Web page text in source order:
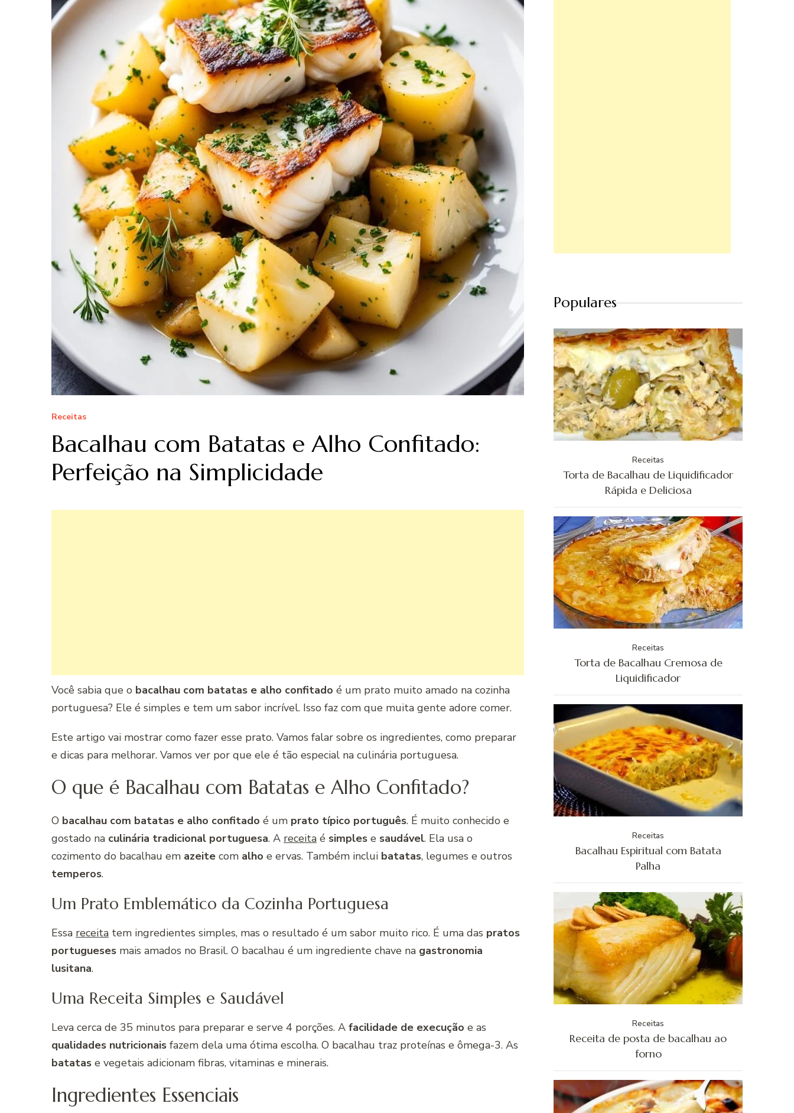
Receitas
Bacalhau com Batatas e Alho Confitado:
Perfeição na Simplicidade
Você sabia que o bacalhau com batatas e alho confitado é um prato muito amado na cozinha
portuguesa? Ele é simples e tem um sabor incrível. Isso faz com que muita gente adore comer.
Este artigo vai mostrar como fazer esse prato. Vamos falar sobre os ingredientes, como preparar
e dicas para melhorar. Vamos ver por que ele é tão especial na culinária portuguesa.
O que é Bacalhau com Batatas e Alho Confitado?
O bacalhau com batatas e alho confitado é um prato típico português. É muito conhecido e
gostado na culinária tradicional portuguesa. A receita é simples e saudável. Ela usa o
cozimento do bacalhau em azeite com alho e ervas. Também inclui batatas, legumes e outros
temperos.
Um Prato Emblemático da Cozinha Portuguesa
Essa receita tem ingredientes simples, mas o resultado é um sabor muito rico. É uma das pratos
portugueses mais amados no Brasil. O bacalhau é um ingrediente chave na gastronomia
lusitana.
Uma Receita Simples e Saudável
Leva cerca de 35 minutos para preparar e serve 4 porções. A facilidade de execução e as
qualidades nutricionais fazem dela uma ótima escolha. O bacalhau traz proteínas e ômega-3. As
batatas e vegetais adicionam fibras, vitaminas e minerais.
Ingredientes Essenciais
Populares
Receitas
Torta de Bacalhau de Liquidificador
Rápida e Deliciosa
Receitas
Torta de Bacalhau Cremosa de
Liquidificador
Receitas
Bacalhau Espiritual com Batata
Palha
Receitas
Receita de posta de bacalhau ao
forno